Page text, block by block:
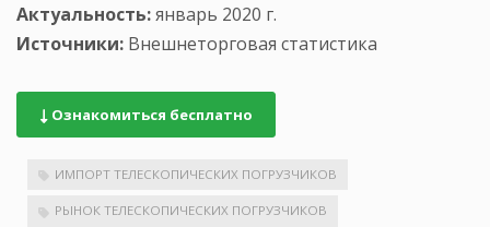
Актуальность:январь 2020 г.
Источники: Внешнеторговая статистика
Ознакомиться бесплатно
ИМПОРТ ТЕЛЕСКОПИЧЕСКИХ ПОГРУЗЧИКОВ
РЫНОК ТЕЛЕСКОПИЧЕСКИХ ПОГРУЗЧИКОВ